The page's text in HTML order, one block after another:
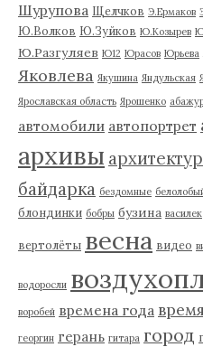
Шурупова Щелчков Э.Ермаков
Ю.Волков Ю.Зуйков Ю.Козырев
Ю.Разгуляев Ю12 Юрасов Юрьева
Яковлева Якушина Яндульская
Ярославская область Ярошенко
автомобили автопортрет
архивы
байдарка бездомные
блондинки бобры бузина василек
вертолёты весна видео
водоросли
воробей времена года время
георгин герань гитара город